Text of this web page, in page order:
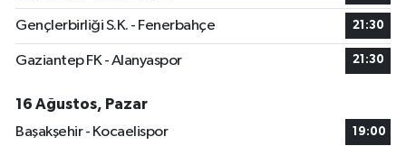
Gençlerbirliği S.K. - Fenerbahçe 21:30
Gaziantep FK - Alanyaspor 21:30
16 Ağustos, Pazar
Başakşehir - Kocaelispor
19:00